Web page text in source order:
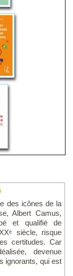
des icônes de la
Albert Camus,
et qualifié de
siècle, risque
certitudes. Car
devenue
ignorants, qui est